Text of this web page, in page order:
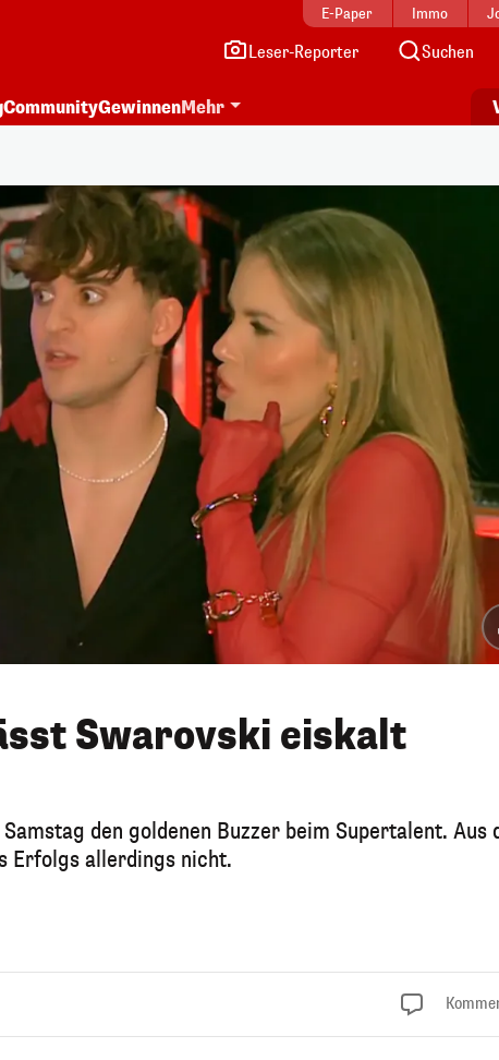
E-Paper Immo
Leser-Reporter Suchen
CommunityGewinnenMehr
Swarovski eiskalt
den goldenen Buzzer beim Supertalent. Aus
Erfolgs allerdings nicht.